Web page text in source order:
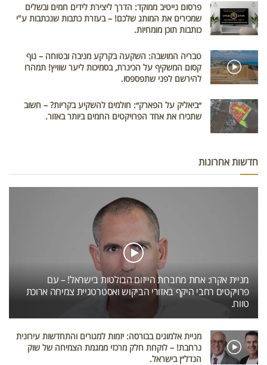
פרסום נייטיב ממוקד: הדרך ליצירת לידים חמים ובשלים
שמכירים את המותג שלכם! – בעזרת כתבות שנכתבות ע"י
כותבות תוכן מומחיות.
טבריה המושבה: השקעה בקרקע מניבה ובטוחה – נוף
קסום המשקיף על הכינרת, בסמיכות ליער שוויץ! תמהרו
להירשם לפני שתפספסו.
״ביאליק על הפארק״: חולמים להשקיע בקריות? – חשוב
שתכירו את אחד הפרויקטים החמים ביותר באזור.
חדשות אחרונות
מניית אקרו: אחת מחברות הייזום הבולטות בישראל! – עם
פרויקטים רחבי היקף באזורי הביקוש ואסטרטגיית צמיחה ארוכת
טווח.
מניית אלמוגים בבורסה: יזמות למגורים והתחדשות עירונית
נרחבת! – לוקחת חלק מרכזי ממגמת הצמיחה של שוק
הנדל״ן בישראל.